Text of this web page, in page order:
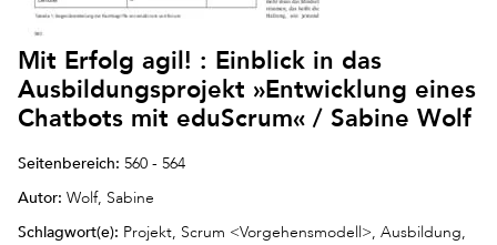
Mit Erfolg agil! : Einblick in das
Ausbildungsprojekt »Entwicklung eines
Chatbots mit eduScrum« / Sabine Wolf
Seitenbereich: 560 - 564
Autor: Wolf, Sabine
Schlagwort(e): Projekt, Scrum <Vorgehensmodell>, Ausbildung,